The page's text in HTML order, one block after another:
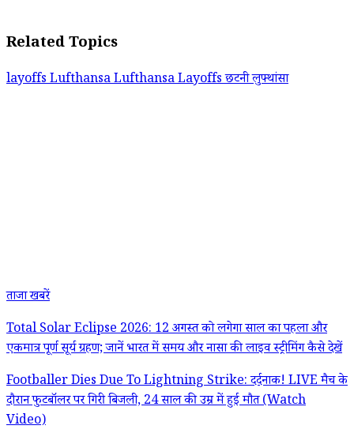
Related Topics
layoffsLufthansaLufthansa Layoffsछटनीलुफ्थांसा
ताजा खबरें
Total Solar Eclipse 2026: 12 अगस्त को लगेगा साल का पहला और
एकमात्र पूर्ण सूर्य ग्रहण; जानें भारत में समय और नासा की लाइव स्ट्रीमिंग कैसे देखें
Footballer Dies Due To Lightning Strike: दर्दनाक! LIVE मैच के
दौरान फुटबॉलर पर गिरी बिजली, 24 साल की उम्र में हुई मौत (Watch
Video)